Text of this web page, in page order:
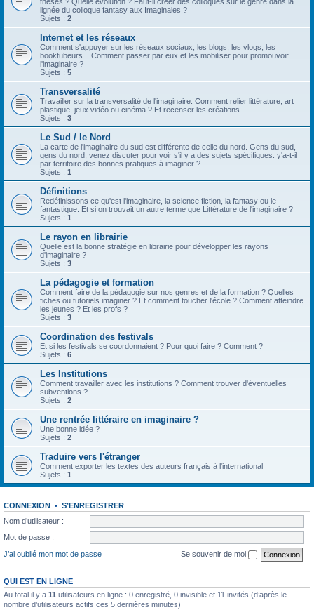
lignée du colloque fantasy aux Imaginales ?
Sujets : 2
Internet et les réseaux
Comment s'appuyer sur les réseaux sociaux, les blogs, les vlogs, les
booktubeurs... Comment passer par eux et les mobiliser pour promouvoir
l'imaginaire ?
Sujets : 5
Transversalité
Travailler sur la transversalité de l'imaginaire. Comment relier littérature, art
plastique, jeux vidéo ou cinéma ? Et recenser les créations.
Sujets : 3
Le Sud / le Nord
La carte de l'imaginaire du sud est différente de celle du nord. Gens du sud,
gens du nord, venez discuter pour voir s'il y a des sujets spécifiques. y'a-t-il
par territoire des bonnes pratiques à imaginer ?
Sujets : 1
Définitions
Redéfinissons ce qu'est l'imaginaire, la science fiction, la fantasy ou le
fantastique. Et si on trouvait un autre terme que Littérature de l'imaginaire ?
Sujets : 1
Le rayon en librairie
Quelle est la bonne stratégie en librairie pour développer les rayons
d'imaginaire ?
Sujets : 3
La pédagogie et formation
Comment faire de la pédagogie sur nos genres et de la formation ? Quelles
fiches ou tutoriels imaginer ? Et comment toucher l'école ? Comment atteindre
les jeunes ? Et les profs ?
Sujets : 3
Coordination des festivals
Et si les festivals se coordonnaient ? Pour quoi faire ? Comment ?
Sujets : 6
Les Institutions
Comment travailler avec les institutions ? Comment trouver d'éventuelles
subventions ?
Sujets : 2
Une rentrée littéraire en imaginaire ?
Une bonne idée ?
Sujets : 2
Traduire vers l'étranger
Comment exporter les textes des auteurs français à l'international
Sujets : 1
CONNEXION • S’ENREGISTRER
Nom d’utilisateur :
Mot de passe :
J’ai oublié mon mot de passe
Se souvenir de moi
QUI EST EN LIGNE
Au total il y a 11 utilisateurs en ligne : 0 enregistré, 0 invisible et 11 invités (d’après le
nombre d’utilisateurs actifs ces 5 dernières minutes)